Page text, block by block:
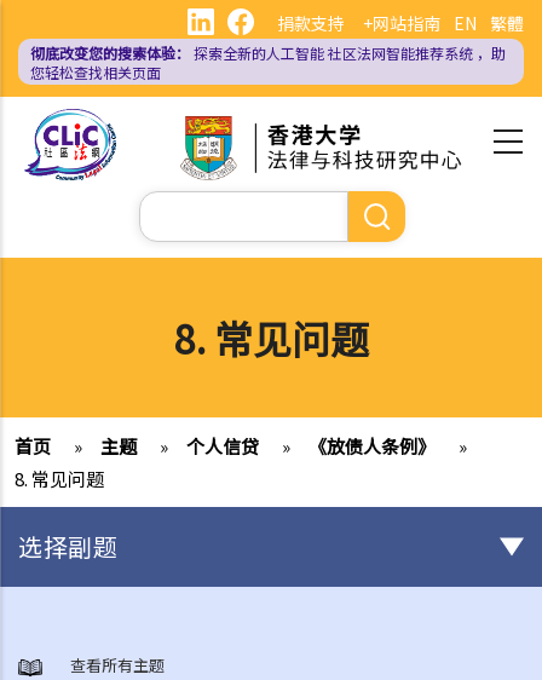
主
EN 繁體
捐款支持 +网站指南
彻底改变您的搜索体验： 探索全新的人工智能社区法网智能推荐系统 ，助
您轻松查找相关页面
搜
索
8. 常见问题
首页 » 主题 » 个人信贷 » 《放债人条例》
»
8. 常见问题
选择副题
1. 谁需要获得放债人牌照？
查看所有主题